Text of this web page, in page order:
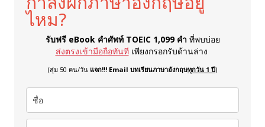
ไหม?
รับฟรี eBook คำศัพท์ TOEIC 1,099 คำ ที่พบบ่อย
ส่งตรงเข้ามือถือทันที เพียงกรอกรับด้านล่าง
(สุ่ม 50 คน/วัน แจก!!! Email บทเรียนภาษาอังกฤษทุกวัน 1 ปี)